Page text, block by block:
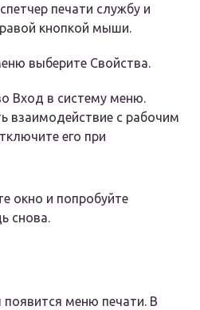
печати службу и
кнопкой мыши.
выберите Свойства.
Вход в систему меню.
взаимодействие с рабочим
его при
окно и попробуйте
снова.
меню печати. В